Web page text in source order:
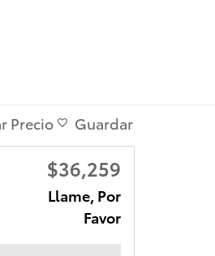
Precio Guardar
$36,259
Llame, Por
Favor